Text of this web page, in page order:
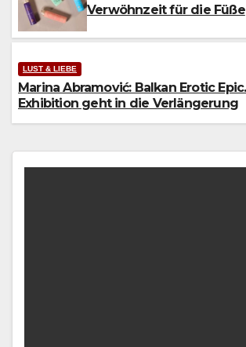
Verwöhnzeit für die Füße
LUST & LIEBE
Marina Abramović: Balkan Erotic
Exhibition geht in die Verlängerung